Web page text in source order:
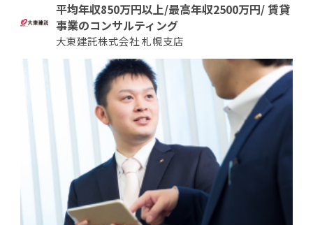
平均年収850万円以上/最高年収2500万円/ 賃貸
事業のコンサルティング
大東建託株式会社 札幌支店